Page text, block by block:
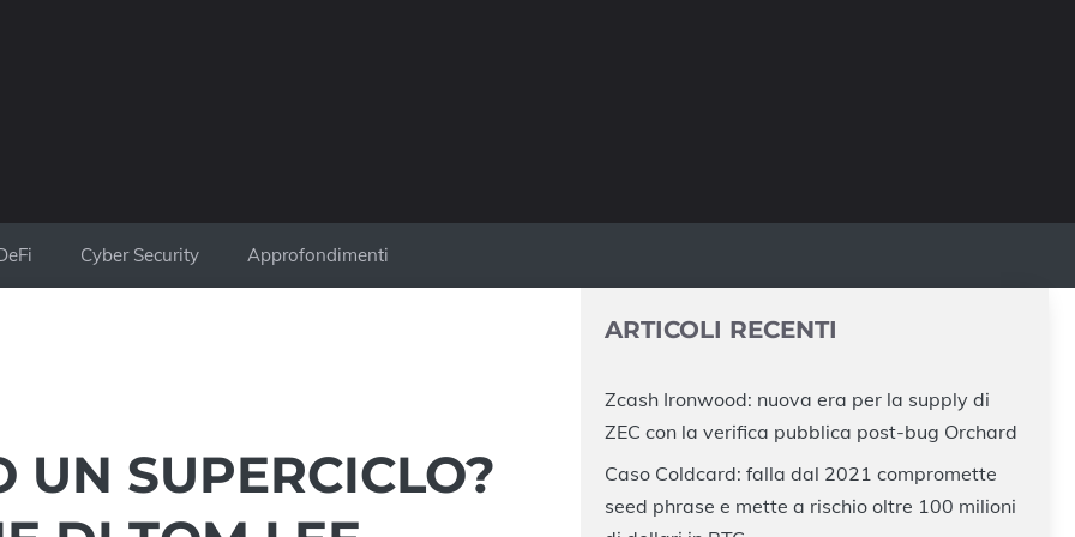
Cyber Security Approfondimenti
UN SUPERCICLO?
ARTICOLI RECENTI
Zcash Ironwood: nuova era per la supply di
ZEC con la verifica pubblica post-bug Orchard
Caso Coldcard: falla dal 2021 compromette
seed phrase e mette a rischio oltre 100 milioni